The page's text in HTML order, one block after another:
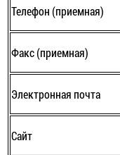
Телефон (приемная)
Факс (приемная)
Электронная почта
Сайт